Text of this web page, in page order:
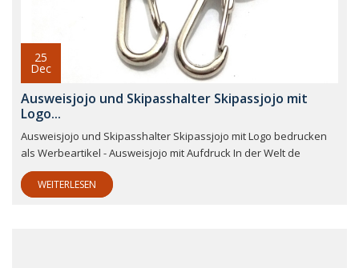
25
Dec
Ausweisjojo und Skipasshalter Skipassjojo mit
Logo...
Ausweisjojo und Skipasshalter Skipassjojo mit Logo bedrucken
als Werbeartikel - Ausweisjojo mit Aufdruck In der Welt de
WEITERLESEN